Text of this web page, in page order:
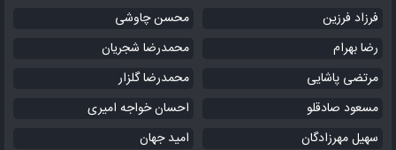
فرزاد فرزین
محسن چاوشی
رضا بهرام
محمدرضا شجریان
مرتضی پاشایی
محمدرضا گلزار
مسعود صادقلو
احسان خواجه امیری
سهیل مهرزادگان
امید جهان